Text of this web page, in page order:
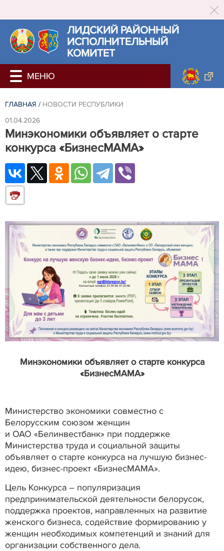
ЛИДСКИЙ РАЙОННЫЙ
ИСПОЛНИТЕЛЬНЫЙ
КОМИТЕТ
ГЛАВНАЯ / НОВОСТИ РЕСПУБЛИКИ
01.04.2026
Минэкономики объявляет о старте
конкурса «БизнесМАМА»
Минэкономики объявляет о старте конкурса
«БизнесМАМА»
Министерство экономики совместно с
Белорусским союзом женщин
и ОАО «Белинвестбанк» при поддержке
Министерства труда и социальной защиты
объявляет о старте конкурса на лучшую бизнес-
идею, бизнес-проект «БизнесМАМА».
Цель Конкурса – популяризация
предпринимательской деятельности белорусок,
поддержка проектов, направленных на развитие
женского бизнеса, содействие формированию у
женщин необходимых компетенций и знаний для
организации собственного дела.